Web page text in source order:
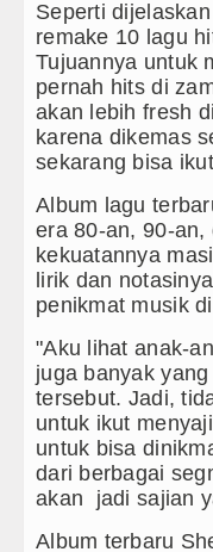
Waas
LSL Pengidap
Dibungkam
Tumbang
Taput Sambut
AIJ Sumut Kembali
Seperti
remake 10 lagu
Tujuannya untuk
pernah hits di
akan lebih fresh
karena dikemas
sekarang bisa
Album lagu
era 80-an, 90-an,
kekuatannya
lirik dan
penikmat musik
"Aku lihat anak-
juga banyak
tersebut. Jadi,
untuk ikut
untuk bisa
dari berbagai
akan jadi sajian
Album terbaru